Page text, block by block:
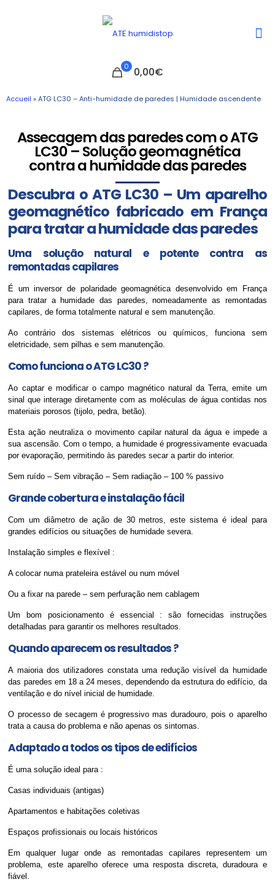
0 0,00€
Accueil »ATG LC30 – Anti-humidade de paredes | Humidade ascendente
Assecagem das paredes com o ATG
LC30 – Solução geomagnética
contra a humidade das paredes
Descubra o ATG LC30 – Um aparelho
geomagnético fabricado em França
para tratar a humidade das paredes
Uma solução natural e potente contra as
remontadas capilares
É um inversor de polaridade geomagnética desenvolvido em França
para tratar a humidade das paredes, nomeadamente as remontadas
capilares, de forma totalmente natural e sem manutenção.
Ao contrário dos sistemas elétricos ou químicos, funciona sem
eletricidade, sem pilhas e sem manutenção.
Como funciona o ATG LC30 ?
Ao captar e modificar o campo magnético natural da Terra, emite um
sinal que interage diretamente com as moléculas de água contidas nos
materiais porosos (tijolo, pedra, betão).
Esta ação neutraliza o movimento capilar natural da água e impede a
sua ascensão. Com o tempo, a humidade é progressivamente evacuada
por evaporação, permitindo às paredes secar a partir do interior.
Sem ruído – Sem vibração – Sem radiação – 100 % passivo
Grande cobertura e instalação fácil
Com um diâmetro de ação de 30 metros, este sistema é ideal para
grandes edifícios ou situações de humidade severa.
Instalação simples e flexível :
A colocar numa prateleira estável ou num móvel
Ou a fixar na parede – sem perfuração nem cablagem
Um bom posicionamento é essencial : são fornecidas instruções
detalhadas para garantir os melhores resultados.
Quando aparecem os resultados ?
A maioria dos utilizadores constata uma redução visível da humidade
das paredes em 18 a 24 meses, dependendo da estrutura do edifício, da
ventilação e do nível inicial de humidade.
O processo de secagem é progressivo mas duradouro, pois o aparelho
trata a causa do problema e não apenas os sintomas.
Adaptado a todos os tipos de edifícios
É uma solução ideal para :
Casas individuais (antigas)
Apartamentos e habitações coletivas
Espaços profissionais ou locais históricos
Em qualquer lugar onde as remontadas capilares representem um
problema, este aparelho oferece uma resposta discreta, duradoura e
fiável.